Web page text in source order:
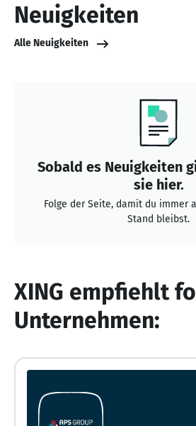
Neuigkeiten
Alle Neuigkeiten
Sobald es Neuigkeiten
sie hier.
Folge der Seite, damit du immer
Stand bleibst.
XING empfiehlt
Unternehmen: